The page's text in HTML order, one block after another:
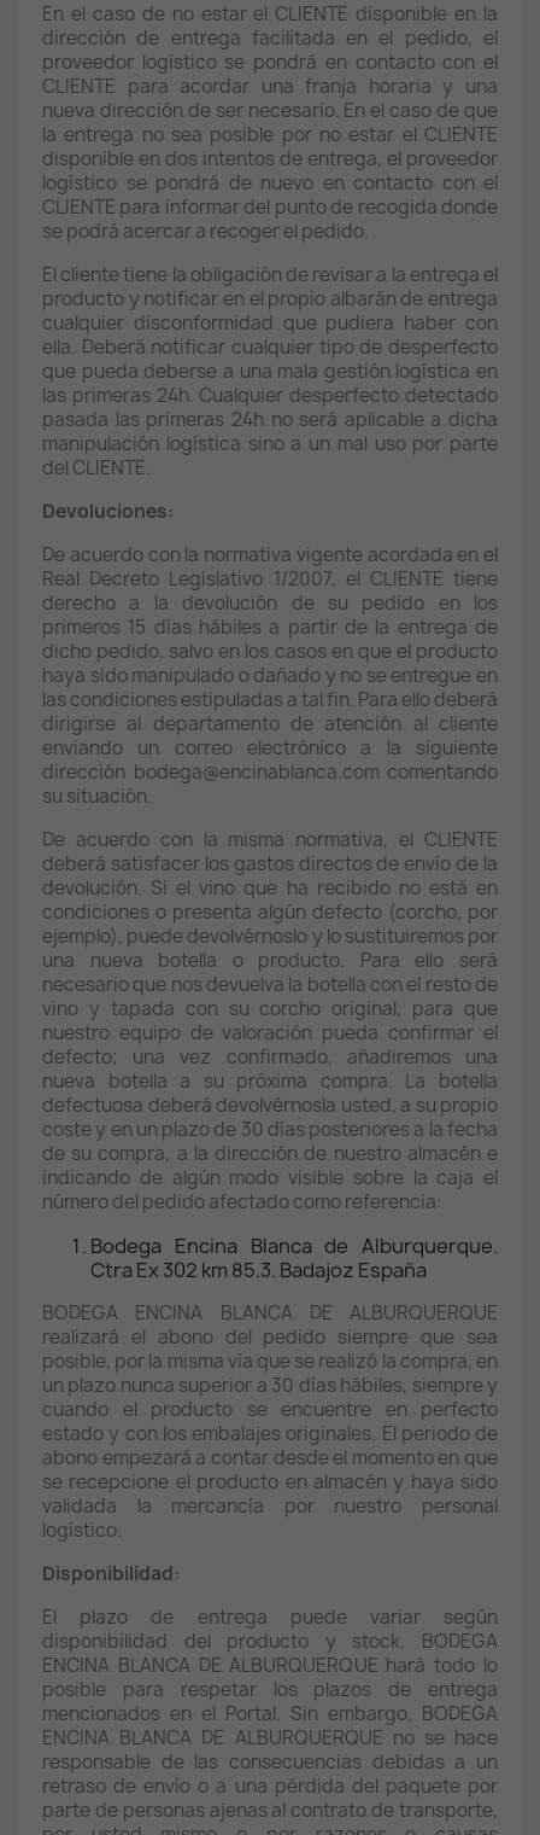
En el caso de no estar el CLIENTE disponible en la
dirección de entrega facilitada en el pedido, el
proveedor logístico se pondrá en contacto con el
CLIENTE para acordar una franja horaria y una
nueva dirección de ser necesario. En el caso de que
la entrega no sea posible por no estar el CLIENTE
disponible en dos intentos de entrega, el proveedor
logístico se pondrá de nuevo en contacto con el
CLIENTE para informar del punto de recogida donde
se podrá acercar a recoger el pedido.
El cliente tiene la obligación de revisar a la entrega el
producto y notificar en el propio albarán de entrega
cualquier disconformidad que pudiera haber con
ella. Deberá notificar cualquier tipo de desperfecto
que pueda deberse a una mala gestión logística en
las primeras 24h. Cualquier desperfecto detectado
pasada las primeras 24h no será aplicable a dicha
manipulación logística sino a un mal uso por parte
del CLIENTE.
Devoluciones:
De acuerdo con la normativa vigente acordada en el
Real Decreto Legislativo 1/2007, el CLIENTE tiene
derecho a la devolución de su pedido en los
primeros 15 días hábiles a partir de la entrega de
dicho pedido, salvo en los casos en que el producto
haya sido manipulado o dañado y no se entregue en
las condiciones estipuladas a tal fin. Para ello deberá
dirigirse al departamento de atención al cliente
enviando un correo electrónico a la siguiente
dirección bodega@encinablanca.com comentando
su situación.
De acuerdo con la misma normativa, el CLIENTE
deberá satisfacer los gastos directos de envío de la
devolución. Si el vino que ha recibido no está en
condiciones o presenta algún defecto (corcho, por
ejemplo), puede devolvérnoslo y lo sustituiremos por
una nueva botella o producto. Para ello será
necesario que nos devuelva la botella con el resto de
vino y tapada con su corcho original, para que
nuestro equipo de valoración pueda confirmar el
defecto; una vez confirmado, añadiremos una
nueva botella a su próxima compra. La botella
defectuosa deberá devolvérnosla usted, a su propio
coste y en un plazo de 30 días posteriores a la fecha
de su compra, a la dirección de nuestro almacén e
indicando de algún modo visible sobre la caja el
número del pedido afectado como referencia:
Bodega Encina Blanca de Alburquerque.
Ctra Ex 302 km 85.3. Badajoz España
BODEGA ENCINA BLANCA DE ALBURQUERQUE
realizará el abono del pedido siempre que sea
posible, por la misma vía que se realizó la compra, en
un plazo nunca superior a 30 días hábiles, siempre y
cuando el producto se encuentre en perfecto
estado y con los embalajes originales. El periodo de
abono empezará a contar desde el momento en que
se recepcione el producto en almacén y haya sido
validada la mercancía por nuestro personal
logístico.
Disponibilidad:
El plazo de entrega puede variar según
disponibilidad del producto y stock, BODEGA
ENCINA BLANCA DE ALBURQUERQUE hará todo lo
posible para respetar los plazos de entrega
mencionados en el Portal. Sin embargo, BODEGA
ENCINA BLANCA DE ALBURQUERQUE no se hace
responsable de las consecuencias debidas a un
retraso de envío o a una pérdida del paquete por
parte de personas ajenas al contrato de transporte,